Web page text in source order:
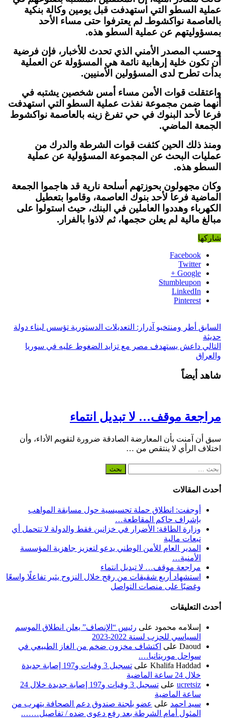
عملية السطو التي استهدفت قبل يومين وكالة بنكية
بالعاصمة نواكشوطـ لم يعترفوا حتى مساء الأحد
بمسؤوليتهم عن عملية السطو هذه.
وحسب المصدر الأمني الذي تحدث للأخبار، فإن فرضية
أن تكون خلية إرهابية نائمة هي المسؤولة عن العملية
بدأت تطرح لدى المسؤولين الأمنيين.
واعتقلت قوات الأمن مساء أمس شخصين يشتبه في
أنهما ضمن مجموعة نفذت عملية السطو التي استهدفت
فرعا لأحد البنوك في حي تفرغ زينه بالعاصمة نواكشوط
الجمعة الماضي.
ومنذ ذلك الحين كثفت قوات الشرطة والدرك من
عمليات البحث عن المجموعة المسؤولية عن عملية
السطو هذه.
وكان مجهولون بحوزتهم أسلحة نارية قد هاجموا الجمعة
الماضية فرعا لأحد بنوك العاصمة، وقاموا بتعطيل
الكهرباء وهددوا العاملين في البنك، حيث استولوا على
مبالغ مالية لم يعلن حجمها، ثم لاذوا بالفرار.
شاركها
Facebook
Twitter
Google +
Stumbleupon
LinkedIn
Pinterest
السابق أطر ومنتخبو آدرار: التعديلات الدستورية تؤسس لبناء دولة
حديثة
التالي داعش يستهدف مصر مع تزايد الضغوط عليه في سوريا
والعراق
شاهد أيضاً
مراجعة موقف… لا تبديل انتماء
سبق أن آمنت بأن المعارضة الصادقة ضرورة لتقويم الأداء، وأن
اختلاف الرأي لا ينتقص من …
البحث
أحدث المقالات
أوجفت: انطلاق حملة تحسيسية حول مسابقة المواهب
بإشراف حاكم المقاطعة…
وزارة الطاقة: الأضرار في خزانين فقط والدولة لا تتحمل أي
تبعات مالية
المدير العام للأمن الوطني يدعو لتعزيز جاهزية المؤسسة
الأمنية…
مراجعة موقف… لا تبديل انتماء
استشهاد أربع شقيقات من رفح خلال النزوح يثير تفاعلًا واسعًا
وغضبًا على منصات التواصل
أحدث التعليقات
إسلامه محمود على رئيس “الإنصاف” يعلن انطلاق الموسم
السياسي للحزب لسنة 2022-2023
Daoud على اكتشاف مخزون ضخم من الغاز الطبيعي في
سواحل موريتانيا….
Khalifa Haddad على
تسجيل 3 وفيات و197 إصابة جديدة
خلال 24 ساعة الماضية
ucretsiz على
تسجيل 3 وفيات و197 إصابة جديدة خلال 24
ساعة الماضية
سيد احمد على عضو بلجنة صندوق دعم الصحافة يتهرب من
المثول أمام الشرطة بعد رفع دعوى ضده / تفاصيل…….